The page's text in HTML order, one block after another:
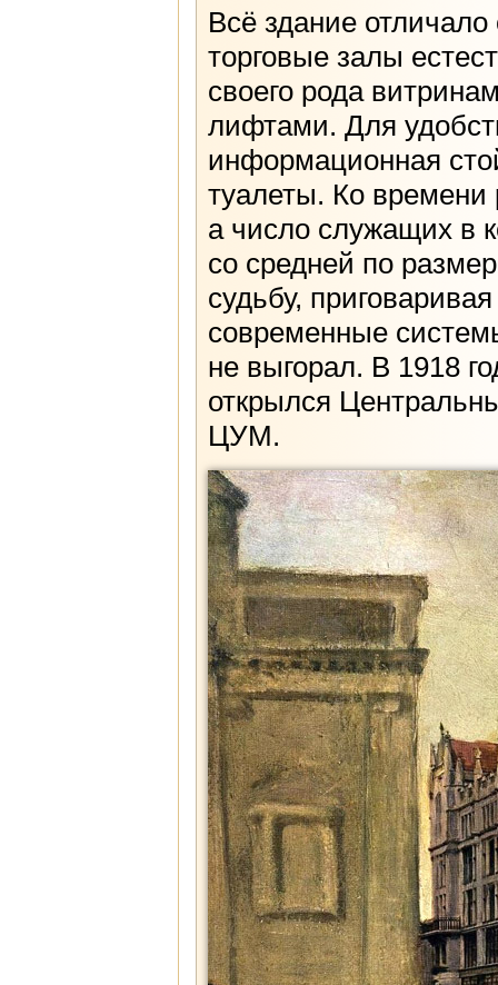
Всё здание
торговые залы
своего рода
лифтами. Для
информационная
туалеты. Ко времени
а число служащих в
со средней по
судьбу,
современные
не выгорал. В 1918
открылся
ЦУМ.